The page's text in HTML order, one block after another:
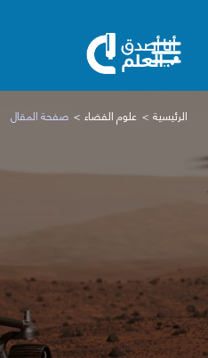
الرئيسية علوم الفضاء صفحة المقال